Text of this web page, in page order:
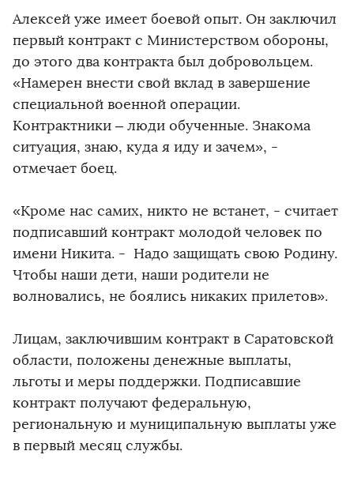
Алексей уже имеет боевой опыт. Он заключил
первый контракт с Министерством обороны,
до этого два контракта был добровольцем.
«Намерен внести свой вклад в завершение
специальной военной операции.
Контрактники – люди обученные. Знакома
ситуация, знаю, куда я иду и зачем», -
отмечает боец.
«Кроме нас самих, никто не встанет, - считает
подписавший контракт молодой человек по
имени Никита. - Надо защищать свою Родину.
Чтобы наши дети, наши родители не
волновались, не боялись никаких прилетов».
Лицам, заключившим контракт в Саратовской
области, положены денежные выплаты,
льготы и меры поддержки. Подписавшие
контракт получают федеральную,
региональную и муниципальную выплаты уже
в первый месяц службы.